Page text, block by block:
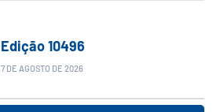
Edição 10496
7 DE AGOSTO DE 2026